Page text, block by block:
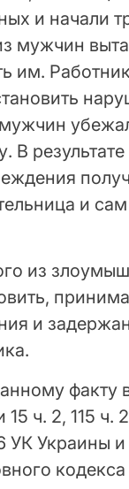
и начали
мужчин
им.
В
и
из
и
факту
ч. 2, 115 ч. 2
УК Украины и